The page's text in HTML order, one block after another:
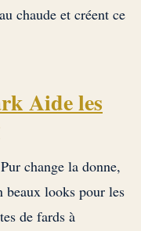
chaude et créent ce
Aide les
change la donne,
beaux looks pour les
de fards à